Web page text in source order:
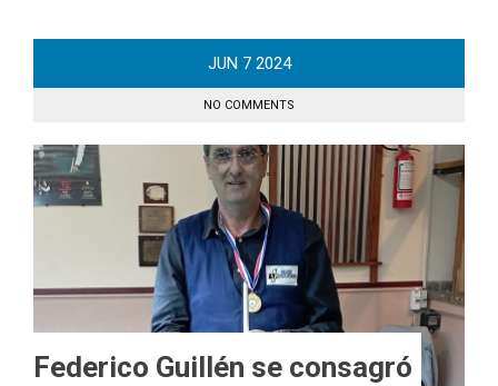
JUN 7 2024
NO COMMENTS
Federico Guillén se consagró